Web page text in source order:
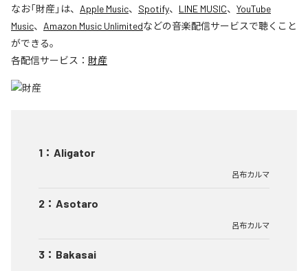
なお「財産」は、 Apple Music、 Spotify、 LINE MUSIC、 YouTube
Music、 Amazon Music Unlimitedなどの音楽配信サービスで聴くこと
ができる。
各配信サービス： 財産
1 ： Aligator
呂布カルマ
2 ： Asotaro
呂布カルマ
3 ： Bakasai